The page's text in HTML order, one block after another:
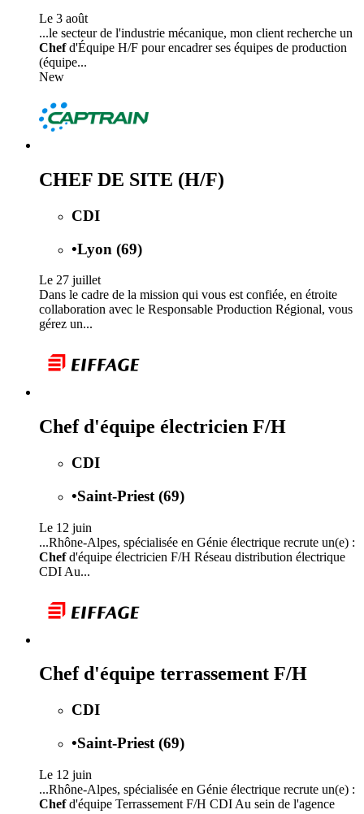
Le 3 août
...le secteur de l'industrie mécanique, mon client recherche un
Chefd'Équipe H/F pour encadrer ses équipes de production
(équipe...
New
CHEF DE SITE (H/F)
CDI
•Lyon (69)
Le 27 juillet
Dans le cadre de la mission qui vous est confiée, en étroite
collaboration avec le Responsable Production Régional, vous
gérez un...
Chef d'équipe électricien F/H
CDI
•Saint-Priest (69)
Le 12 juin
...Rhône-Alpes, spécialisée en Génie électrique recrute un(e) :
Chefd'équipe électricien F/H Réseau distribution électrique
CDI Au...
Chef d'équipe terrassement F/H
CDI
•Saint-Priest (69)
Le 12 juin
...Rhône-Alpes, spécialisée en Génie électrique recrute un(e) :
Chefd'équipe Terrassement F/H CDI Au sein de l'agence